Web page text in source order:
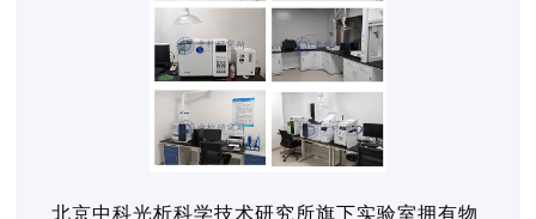
北京中科光析科学技术研究所旗下实验室拥有物